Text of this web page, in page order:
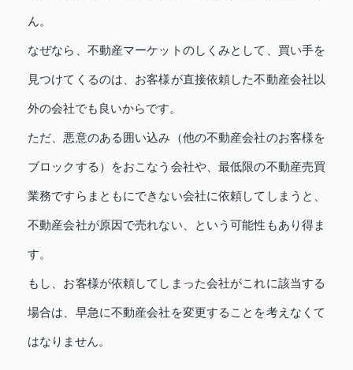
ん。
なぜなら、不動産マーケットのしくみとして、買い手を
見つけてくるのは、お客様が直接依頼した不動産会社以
外の会社でも良いからです。
ただ、悪意のある囲い込み（他の不動産会社のお客様を
ブロックする）をおこなう会社や、最低限の不動産売買
業務ですらまともにできない会社に依頼してしまうと、
不動産会社が原因で売れない、という可能性もあり得ま
す。
もし、お客様が依頼してしまった会社がこれに該当する
場合は、早急に不動産会社を変更することを考えなくて
はなりません。